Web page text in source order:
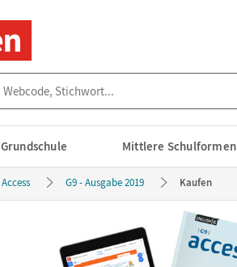
Grundschule Mittlere Schulformen
Access G9 - Ausgabe 2019 Kaufen